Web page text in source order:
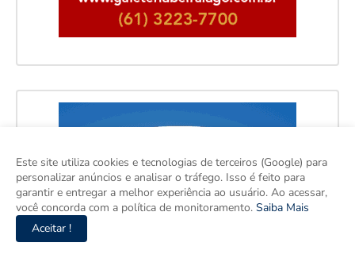
Este site utiliza cookies e tecnologias de terceiros (Google) para
personalizar anúncios e analisar o tráfego. Isso é feito para
garantir e entregar a melhor experiência ao usuário. Ao acessar,
você concorda com a política de monitoramento. Saiba Mais
Aceitar !